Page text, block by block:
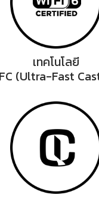
เทคโนโลยี
(Ultra-Fast